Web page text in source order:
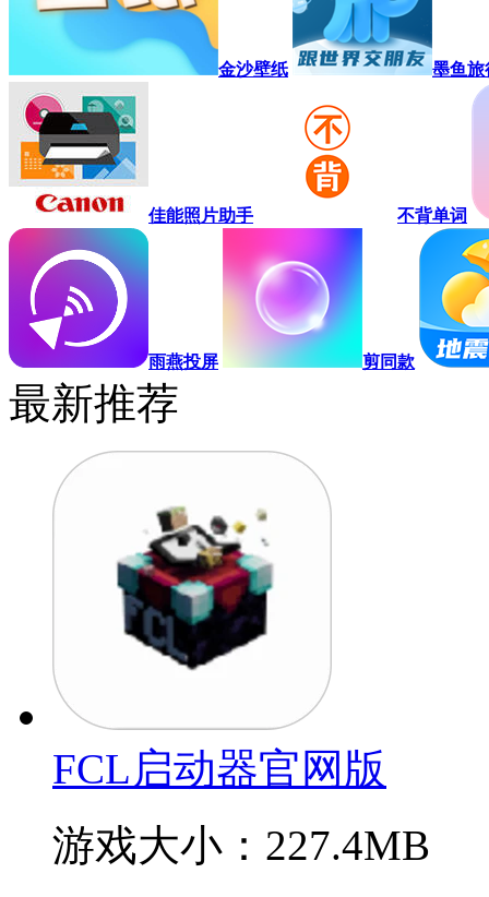
金沙壁纸 墨鱼旅
佳能照片助手 不背单词
雨燕投屏 剪同款
最新推荐
FCL启动器官网版
游戏大小：227.4MB